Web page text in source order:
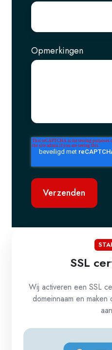
Opmerkingen
SSL
Wij activeren een SSL
domeinnaam en